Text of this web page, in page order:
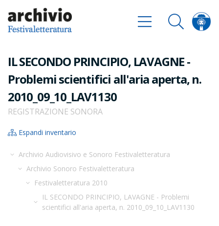
IL SECONDO PRINCIPIO, LAVAGNE -
Problemi scientifici all'aria aperta, n.
2010_09_10_LAV1130
REGISTRAZIONE SONORA
Espandi inventario
Archivio Audiovisivo e Sonoro Festivaletteratura
Archivio Sonoro Festivaletteratura
Festivaletteratura 2010
IL SECONDO PRINCIPIO, LAVAGNE - Problemi
scientifici all'aria aperta, n. 2010_09_10_LAV1130